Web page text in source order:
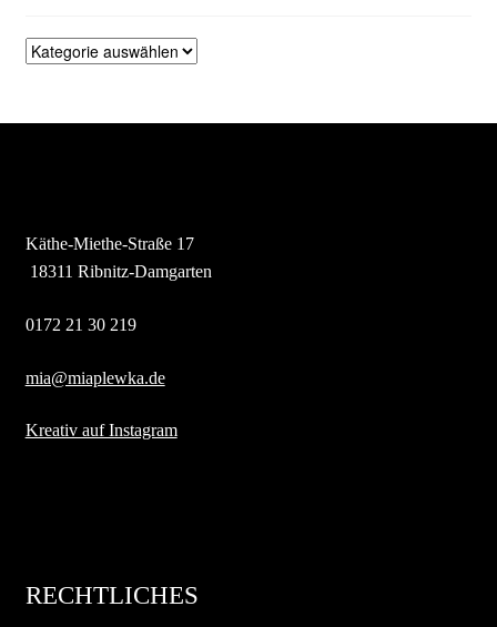
Käthe-Miethe-Straße 17
18311 Ribnitz-Damgarten
0172 21 30 219
mia@miaplewka.de
Kreativ auf Instagram
RECHTLICHES